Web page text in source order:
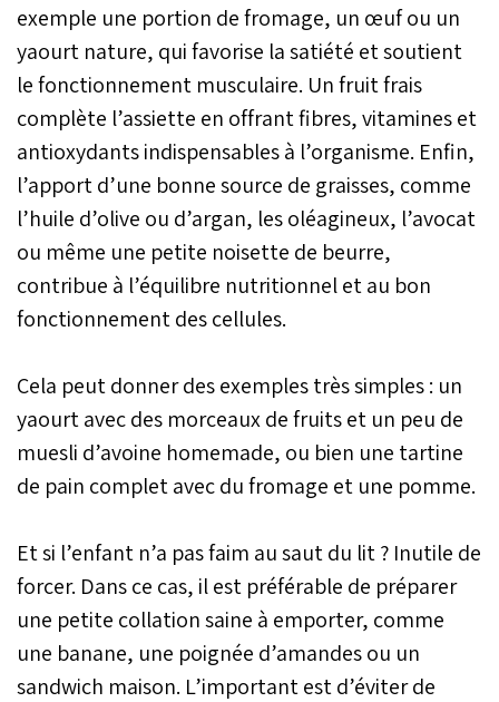
exemple une portion de fromage, un œuf ou un
yaourt nature, qui favorise la satiété et soutient
le fonctionnement musculaire. Un fruit frais
complète l’assiette en offrant fibres, vitamines et
antioxydants indispensables à l’organisme. Enfin,
l’apport d’une bonne source de graisses, comme
l’huile d’olive ou d’argan, les oléagineux, l’avocat
ou même une petite noisette de beurre,
contribue à l’équilibre nutritionnel et au bon
fonctionnement des cellules.
Cela peut donner des exemples très simples : un
yaourt avec des morceaux de fruits et un peu de
muesli d’avoine homemade, ou bien une tartine
de pain complet avec du fromage et une pomme.
Et si l’enfant n’a pas faim au saut du lit ? Inutile de
forcer. Dans ce cas, il est préférable de préparer
une petite collation saine à emporter, comme
une banane, une poignée d’amandes ou un
sandwich maison. L’important est d’éviter de